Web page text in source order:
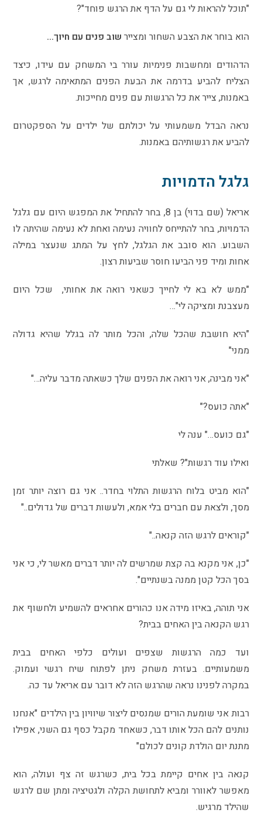
"תוכל להראות לי גם על הדף את הרגש פוחד"?
הוא בוחר את הצבע השחור ומצייר שוב פנים עם חיוך…
הדהודים ומחשבות פנימיות עורר בי המשחק עם עידו, כיצד
הצליח להביע בדרמה את הבעת הפנים המתאימה לרגש, אך
באמנות, צייר את כל הרגשות עם פנים מחייכות.
נראה הבדל משמעותי על יכולתם של ילדים על הספקטרום
להביע את רגשותיהם באמנות.
גלגל הדמויות
אריאל (שם בדוי) בן 8, בחר להתחיל את המפגש היום עם גלגל
הדמויות, בחר להתייחס לחוויה נעימה ואחת לא נעימה שהיתה לו
השבוע. הוא סובב את הגלגל, לחץ על המתג שנעצר במילה
אחות ומיד פני הביעו חוסר שביעות רצון.
"ממש לא בא לי לחייך כשאני רואה את אחותי, שכל היום
מעצבנת ומציקה לי"…
"היא חושבת שהכל שלה, והכל מותר לה בגלל שהיא גדולה
ממני"
"אני מבינה, אני רואה את הפנים שלך כשאתה מדבר עליה…"
"אתה כועס?"
"גם כועס…" ענה לי
ואילו עוד רגשות"? שאלתי
"הוא מביט בלוח הרגשות התלוי בחדר.. אני גם רוצה יותר זמן
מסך, ולצאת עם חברים בלי אמא, ולעשות דברים של גדולים.."
"קוראים לרגש הזה קנאה.."
"כן, אני מקנא בה קצת שמרשים לה יותר דברים מאשר לי, כי אני
בסך הכל קטן ממנה בשנתיים".
אני תוהה, באיזו מידה אנו כהורים אחראים להשמיע ולחשוף את
רגש הקנאה בין האחים בבית?
ועד כמה הרגשות שצפים ועולים כלפי האחים בבית
משמעותיים. בעזרת משחק ניתן לפתוח שיח רגשי ועמוק.
במקרה לפנינו נראה שהרגש הזה לא דובר עם אריאל עד כה.
רבות אני שומעת הורים שמנסים ליצור שיוויון בין הילדים "אנחנו
נותנים להם הכל אותו דבר, כשאחד מקבל כסף גם השני, אפילו
מתנת יום הולדת קונים לכולם"
קנאה בין אחים קיימת בכל בית, כשרגש זה צף ועולה, הוא
מאפשר לאוורר ומביא לתחושת הקלה ולגטיציה ומתן שם לרגש
שהילד מרגיש.